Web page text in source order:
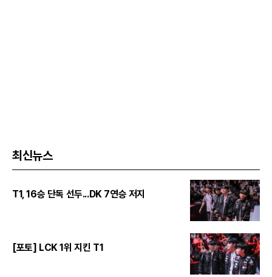
최신뉴스
T1, 16승 단독 선두...DK 7연승 저지
[포토] LCK 1위 지킨 T1